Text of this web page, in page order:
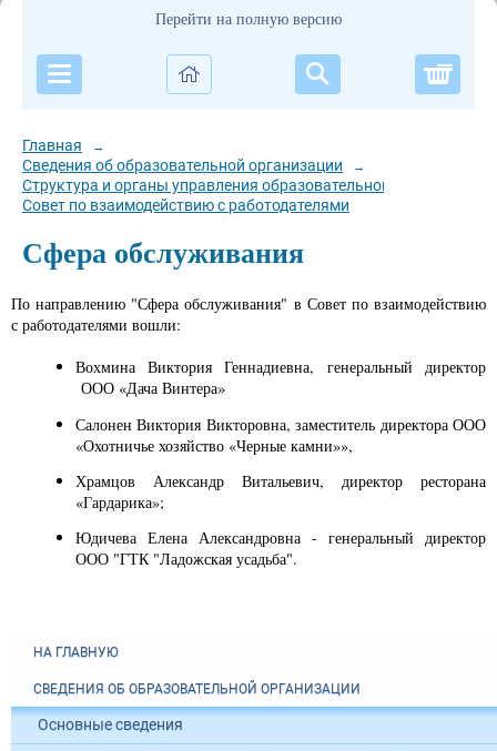
Перейти на полную версию
Главная →
Сведения об образовательной организации →
Структура и органы управления образовательной организацией
Совет по взаимодействию с работодателями
Сфера обслуживания
По направлению "Сфера обслуживания" в Совет по взаимодействию
с работодателями вошли:
Вохмина Виктория Геннадиевна, генеральный директор
ООО «Дача Винтера»
Салонен Виктория Викторовна, заместитель директора ООО
«Охотничье хозяйство «Черные камни»»,
Храмцов Александр Витальевич, директор ресторана
«Гардарика»;
Юдичева Елена Александровна - генеральный директор
ООО "ГТК "Ладожская усадьба".
НА ГЛАВНУЮ
СВЕДЕНИЯ ОБ ОБРАЗОВАТЕЛЬНОЙ ОРГАНИЗАЦИИ
Основные сведения